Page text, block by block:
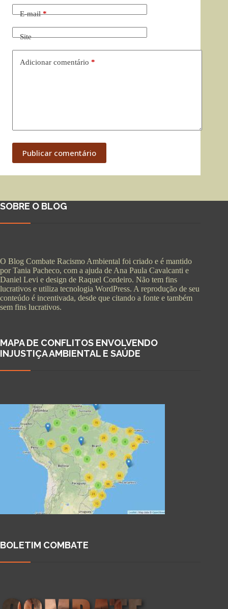
E-mail*
Site
Adicionar comentário *
Publicar comentário
SOBRE O BLOG
O Blog Combate Racismo Ambiental foi criado e é mantido
por Tania Pacheco, com a ajuda de Ana Paula Cavalcanti e
Daniel Levi e design de Raquel Cordeiro. Não tem fins
lucrativos e utiliza tecnologia WordPress. A reprodução de seu
conteúdo é incentivada, desde que citando a fonte e também
sem fins lucrativos.
MAPA DE CONFLITOS ENVOLVENDO
INJUSTIÇA AMBIENTAL E SAÚDE
BOLETIM COMBATE